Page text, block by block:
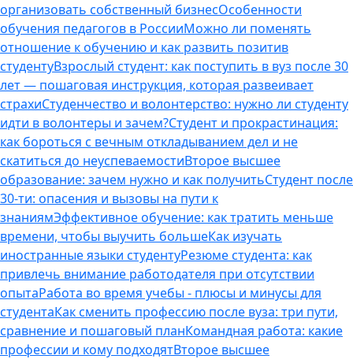
организовать собственный бизнесОсобенности
обучения педагогов в РоссииМожно ли поменять
отношение к обучению и как развить позитив
студентуВзрослый студент: как поступить в вуз после 30
лет — пошаговая инструкция, которая развеивает
страхиСтуденчество и волонтерство: нужно ли cтуденту
идти в волонтеры и зачем?Студент и прокрастинация:
как бороться с вечным откладыванием дел и не
скатиться до неуспеваемостиВторое высшее
образование: зачем нужно и как получитьСтудент после
30-ти: опасения и вызовы на пути к
знаниямЭффективное обучение: как тратить меньше
времени, чтобы выучить большеКак изучать
иностранные языки студентуРезюме студента: как
привлечь внимание работодателя при отсутствии
опытаРабота во время учебы - плюсы и минусы для
студентаКак сменить профессию после вуза: три пути,
сравнение и пошаговый планКомандная работа: какие
профессии и кому подходятВторое высшее